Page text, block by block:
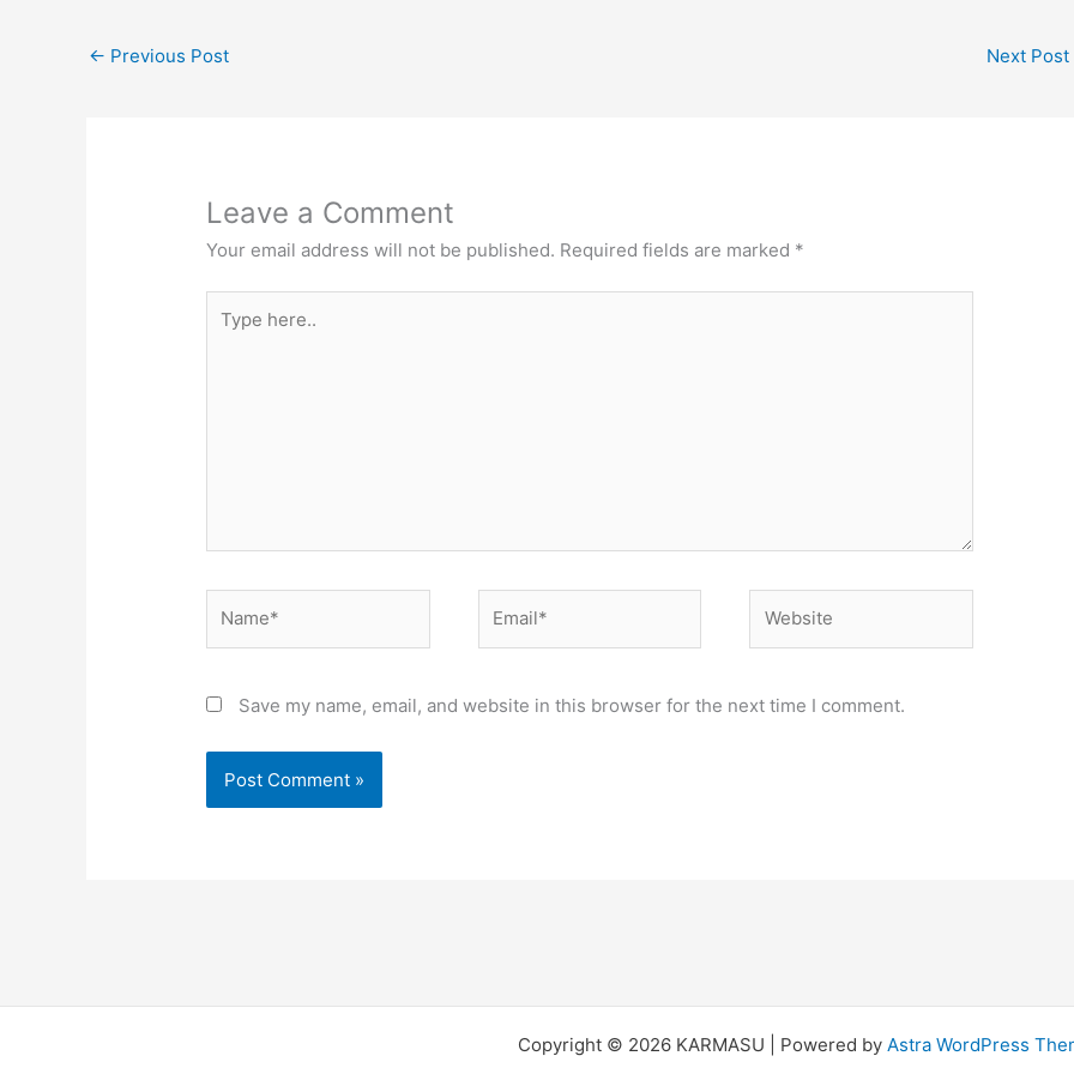
← Previous Post Next Post
Leave a Comment
Your email address will not be published. Required fields are marked *
here..
Save my name, email, and website in this browser for the next time I comment.
Copyright © 2026 KARMASU | Powered by Astra WordPress